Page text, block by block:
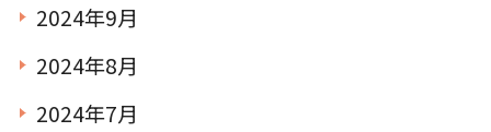
2024年9月
2024年8月
2024年7月